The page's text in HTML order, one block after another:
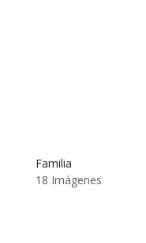
Familia
18 Imágenes